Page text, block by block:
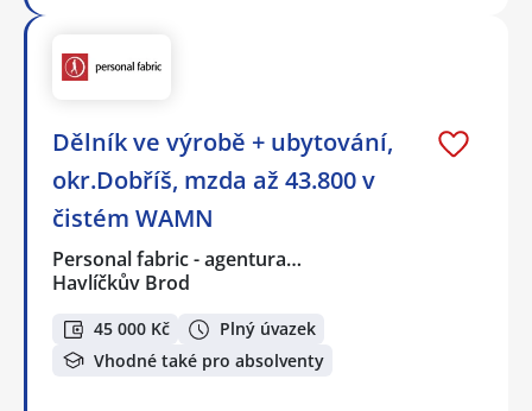
Dělník ve výrobě + ubytování,
okr.Dobříš, mzda až 43.800 v
čistém WAMN
Personal fabric - agentura…
Havlíčkův Brod
45 000 Kč
Plný úvazek
Vhodné také pro absolventy